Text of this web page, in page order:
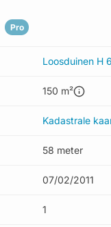
Pro
Loosduinen H
150 m²
Kadastrale
58 meter
07/02/2011
1